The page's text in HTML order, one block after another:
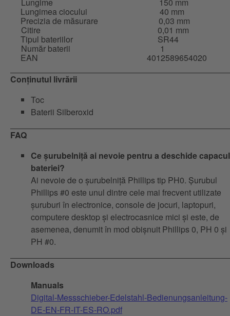
Lungimea ciocului 40 mm
Precizia de măsurare 0,03 mm
Citire 0,01 mm
Tipul bateriilor SR44
Număr baterii 1
EAN
4012589654020
Conținutul livrării
Toc
Baterii Silberoxid
FAQ
Ce șurubelniță ai nevoie pentru a deschide capacul
bateriei?
Ai nevoie de o șurubelniță Phillips tip PH0. Șurubul
Phillips #0 este unul dintre cele mai frecvent utilizate
șuruburi în electronice, console de jocuri, laptopuri,
computere desktop și electrocasnice mici și este, de
asemenea, denumit în mod obișnuit Phillips 0, PH 0 și
PH #0.
Downloads
Manuals
Digital-Messschieber-Edelstahl-Bedienungsanleitung-
DE-EN-FR-IT-ES-RO.pdf